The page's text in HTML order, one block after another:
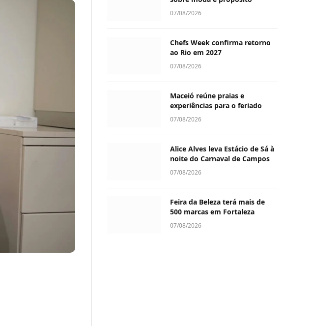
07/08/2026
Chefs Week confirma retorno
ao Rio em 2027
07/08/2026
Maceió reúne praias e
experiências para o feriado
07/08/2026
Alice Alves leva Estácio de Sá à
noite do Carnaval de Campos
07/08/2026
Feira da Beleza terá mais de
500 marcas em Fortaleza
07/08/2026